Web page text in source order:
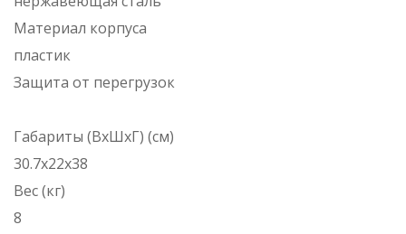
Материал корпуса
пластик
Защита от перегрузок
Габариты (ВxШxГ) (см)
30.7x22x38
Вес (кг)
8